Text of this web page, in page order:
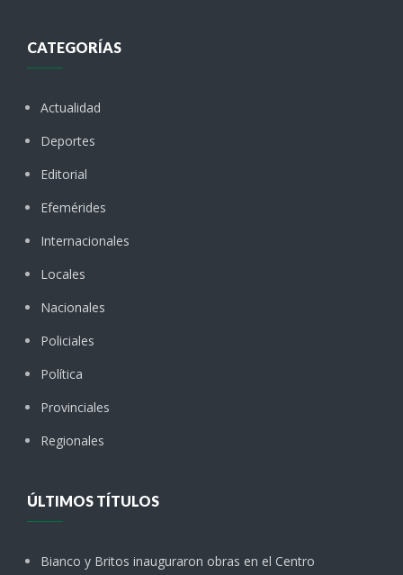
CATEGORÍAS
Actualidad
Deportes
Editorial
Efemérides
Internacionales
Locales
Nacionales
Policiales
Política
Provinciales
Regionales
ÚLTIMOS TÍTULOS
Bianco y Britos inauguraron obras en el Centro